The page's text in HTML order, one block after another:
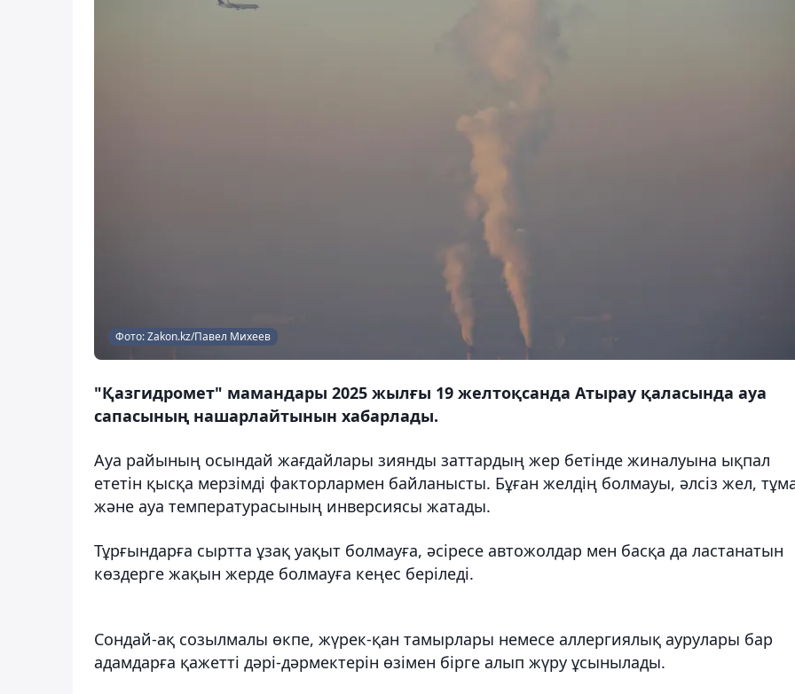
Фото: Zakon.kz/Павел Михеев
"Қазгидромет" мамандары 2025 жылғы 19 желтоқсанда Атырау қаласында ауа
сапасының нашарлайтынын хабарлады.
Ауа райының осындай жағдайлары зиянды заттардың жер бетінде жиналуына ықпал
ететін қысқа мерзімді факторлармен байланысты. Бұған желдің болмауы, әлсіз жел,
және ауа температурасының инверсиясы жатады.
Тұрғындарға сыртта ұзақ уақыт болмауға, әсіресе автожолдар мен басқа да ластанатын
көздерге жақын жерде болмауға кеңес беріледі.
Сондай-ақ созылмалы өкпе, жүрек-қан тамырлары немесе аллергиялық аурулары бар
адамдарға қажетті дәрі-дәрмектерін өзімен бірге алып жүру ұсынылады.